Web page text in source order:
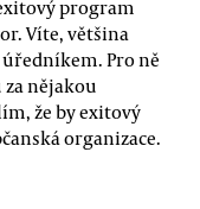
program
Víte, většina
Pro ně
nějakou
že by exitový
organizace.